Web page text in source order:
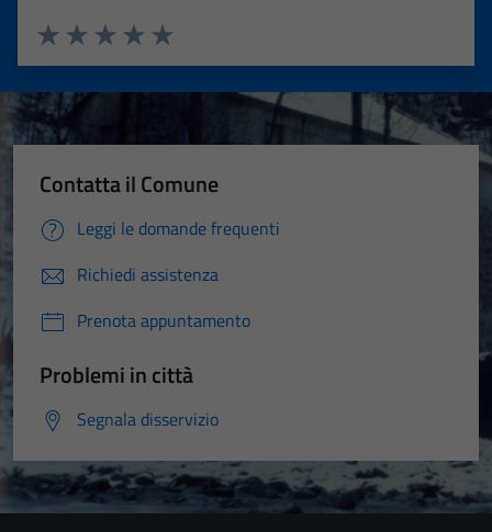
Valuta 5 stelle su 5
Valuta 4 stelle su 5
Valuta 3 stelle su 5
Valuta 2 stelle su 5
Valuta 1 stelle su 5
Contatta il Comune
Leggi le domande frequenti
Richiedi assistenza
Prenota appuntamento
Problemi in città
Segnala disservizio